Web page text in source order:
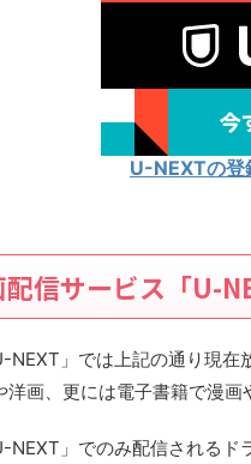
U-NEXTの登
信サービス「U-
NEXT」では上記の通り現在
洋画、更には電子書籍で漫画
NEXT」でのみ配信されるド